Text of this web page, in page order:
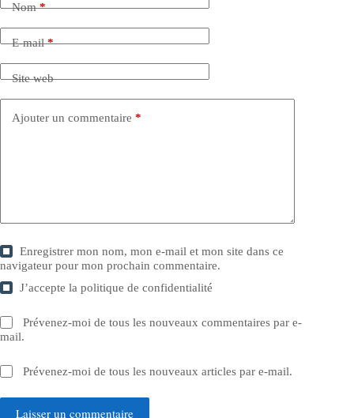
Nom*
E-mail*
Site web
Ajouter un commentaire *
Enregistrer mon nom, mon e-mail et mon site dans ce
navigateur pour mon prochain commentaire.
J’accepte lapolitique de confidentialité
Prévenez-moi de tous les nouveaux commentaires par e-
mail.
Prévenez-moi de tous les nouveaux articles par e-mail.
Laisser un commentaire